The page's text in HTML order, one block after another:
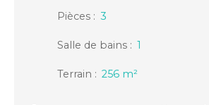
Pièces : 3
Salle de bains : 1
Terrain : 256 m²